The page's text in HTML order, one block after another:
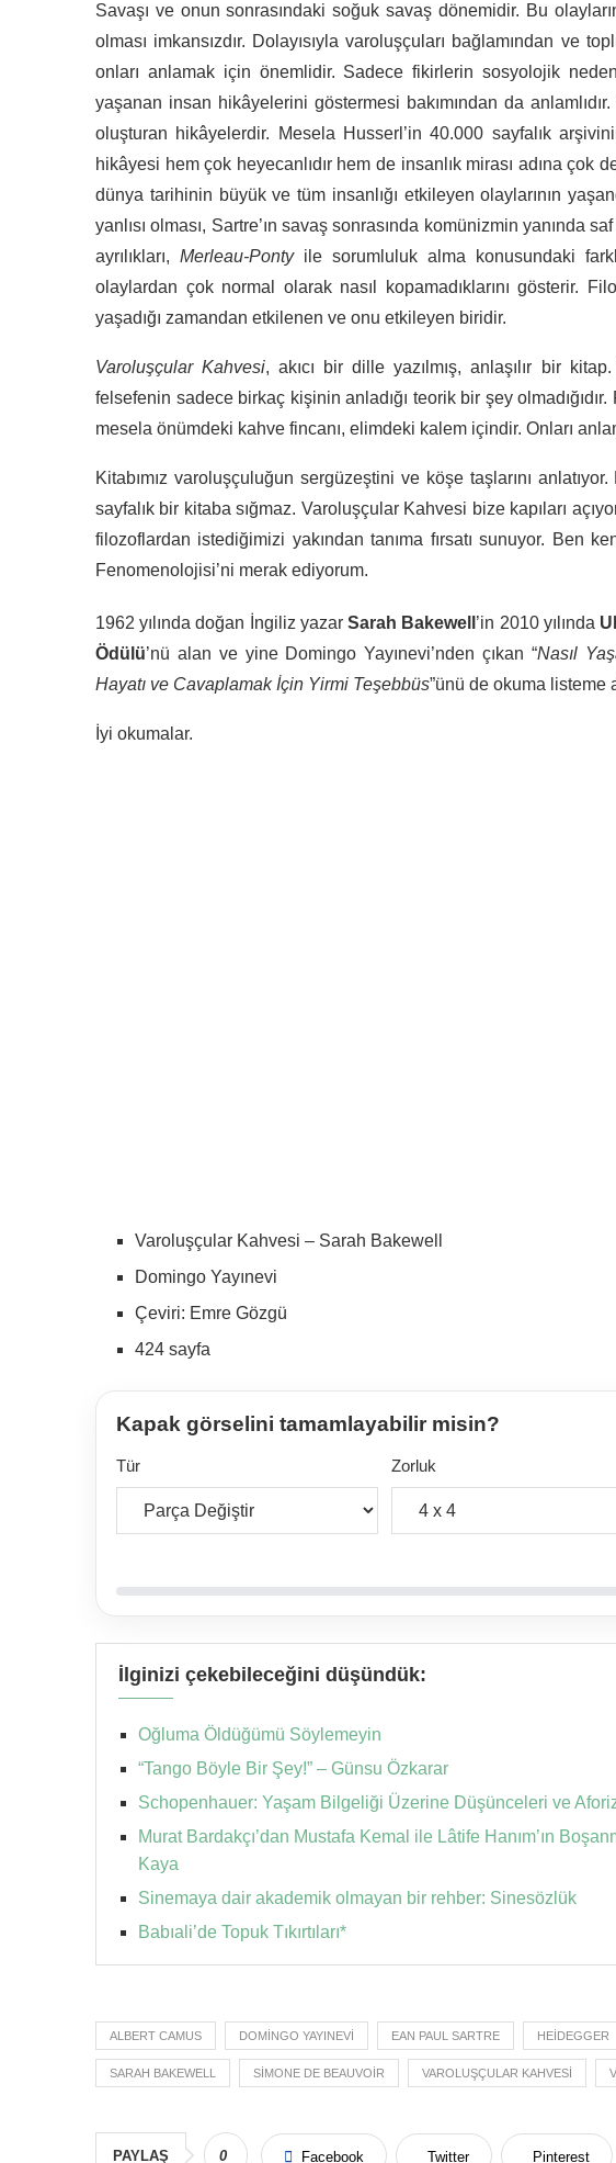
Savaşı ve onun sonrasındaki soğuk savaş dönemidir. Bu
olması imkansızdır. Dolayısıyla varoluşçuları bağlamından ve
onları anlamak için önemlidir. Sadece fikirlerin sosyolojik
yaşanan insan hikâyelerini göstermesi bakımından da
oluşturan hikâyelerdir. Mesela Husserl’in 40.000 sayfalık
hikâyesi hem çok heyecanlıdır hem de insanlık mirası adına çok
dünya tarihinin büyük ve tüm insanlığı etkileyen olaylarının
yanlısı olması, Sartre’ın savaş sonrasında komünizmin yanında
ayrılıkları, Merleau-Pontyile sorumluluk alma konusundaki
olaylardan çok normal olarak nasıl kopamadıklarını gösterir.
yaşadığı zamandan etkilenen ve onu etkileyen biridir.
Varoluşçular Kahvesi, akıcı bir dille yazılmış, anlaşılır bir
felsefenin sadece birkaç kişinin anladığı teorik bir şey
mesela önümdeki kahve fincanı, elimdeki kalem içindir. Onları
Kitabımız varoluşçuluğun sergüzeştini ve köşe taşlarını
sayfalık bir kitaba sığmaz. Varoluşçular Kahvesi bize kapıları
filozoflardan istediğimizi yakından tanıma fırsatı sunuyor. Ben
Fenomenolojisi’ni merak ediyorum.
1962 yılında doğan İngiliz yazarSarah Bakewell ’in 2010 yılında
Ödülü’nü alan ve yine Domingo Yayınevi’nden çıkan “Nasıl
Hayatı ve Cavaplamak İçin Yirmi Teşebbüs”ünü de okuma listeme
İyi okumalar.
Varoluşçular Kahvesi – Sarah Bakewell
Domingo Yayınevi
Çeviri: Emre Gözgü
424 sayfa
Kapak görselini tamamlayabilir misin?
Tür Zorluk
İlginizi çekebileceğini düşündük:
Oğluma Öldüğümü Söylemeyin
“Tango Böyle Bir Şey!” – Günsu Özkarar
Schopenhauer: Yaşam Bilgeliği Üzerine Düşünceleri ve
Murat Bardakçı’dan Mustafa Kemal ile Lâtife Hanım’ın
Kaya
Sinemaya dair akademik olmayan bir rehber: Sinesözlük
Babıali’de Topuk Tıkırtıları*
ALBERT CAMUS DOMINGO YAYINEVI EAN PAUL SARTRE HEIDEGGER
SARAH BAKEWELL SIMONE DE BEAUVOIR VAROLUŞÇULAR KAHVESI
PAYLAŞ 0 Facebook Twitter Pinterest